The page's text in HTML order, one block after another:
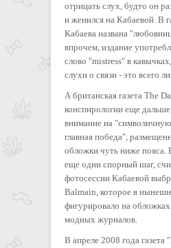
отрицать слух, будто он
и женился на Кабаевой. В
Кабаева названа
впрочем, издание
слово "mistress" в
слухи о связи - это всего
А британская газета The
конспирологии еще
внимание на
главная победа",
обложки чуть ниже пояса.
еще один спорный шаг,
фотосессии Кабаевой
Balmain, которое в
фигурировало на
модных журналов.
В апреле 2008 года газета